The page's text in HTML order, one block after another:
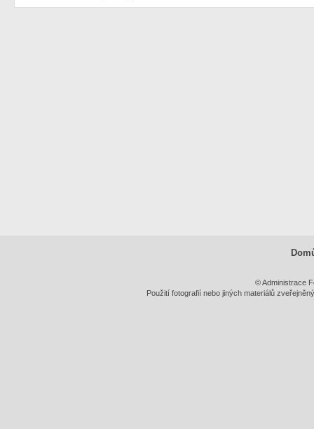
© Administrace
Použití fotografií nebo jiných materiálů